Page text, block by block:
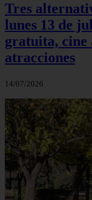
Tres
lunes 13 de
gratuita,
atracciones
14/07/2026